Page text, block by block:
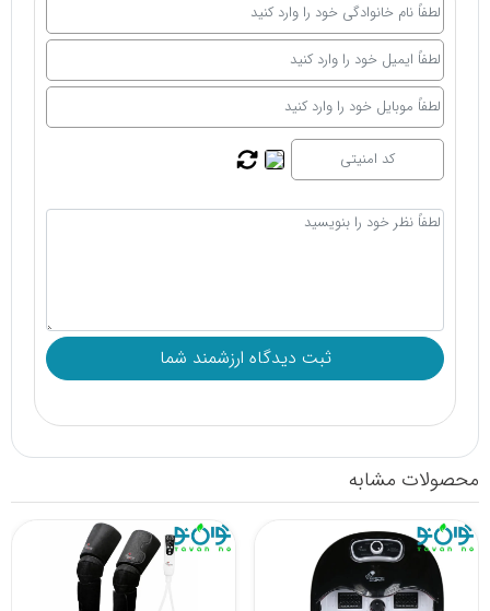
محصولات مشابه